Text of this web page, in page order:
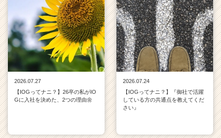
2026.07.27
【IOGってナニ？】26卒の私がIO
Gに入社を決めた、2つの理由🌼
2026.07.24
【IOGってナニ？】『御社で活躍
している方の共通点を教えてくだ
さい』